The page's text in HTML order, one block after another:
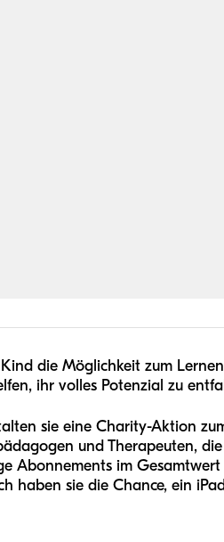
die Möglichkeit zum
ihr volles Potenzial zu
sie eine Charity-Aktion
und Therapeuten,
Abonnements im
haben sie die Chance, ein